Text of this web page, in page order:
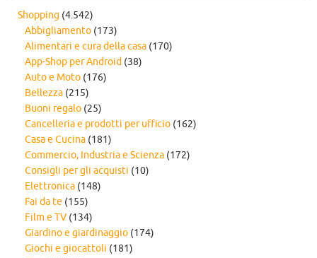
Shopping (4.542)
Abbigliamento (173)
Alimentari e cura della casa (170)
App-Shop per Android (38)
Auto e Moto (176)
Bellezza (215)
Buoni regalo (25)
Cancelleria e prodotti per ufficio (162)
Casa e Cucina (181)
Commercio, Industria e Scienza (172)
Consigli per gli acquisti (10)
Elettronica (148)
Fai da te (155)
Film e TV (134)
Giardino e giardinaggio (174)
Giochi e giocattoli (181)